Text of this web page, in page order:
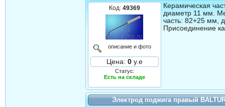
Код:49369
описание и фото
Цена: 0 у.е
Статус:
Есть на складе
Керамическая
диаметр 11 мм.
часть: 82+25 мм,
Присоединение
Электрод поджига правый